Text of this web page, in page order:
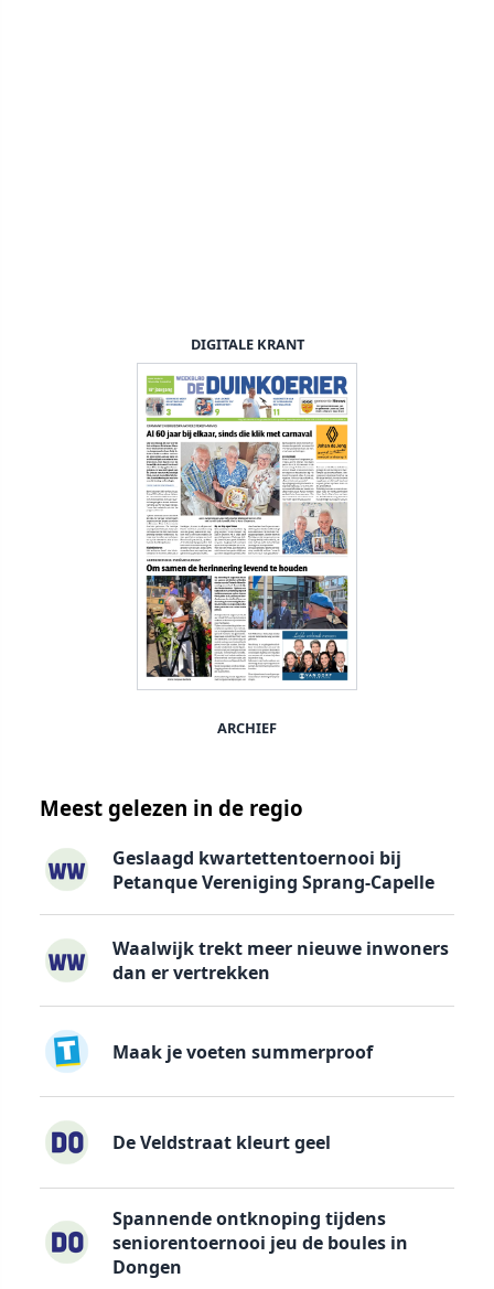
DIGITALE KRANT
ARCHIEF
Meest gelezen in de regio
Geslaagd kwartettentoernooi bij
Petanque Vereniging Sprang-Capelle
Waalwijk trekt meer nieuwe inwoners
dan er vertrekken
Maak je voeten summerproof
De Veldstraat kleurt geel
Spannende ontknoping tijdens
seniorentoernooi jeu de boules in
Dongen